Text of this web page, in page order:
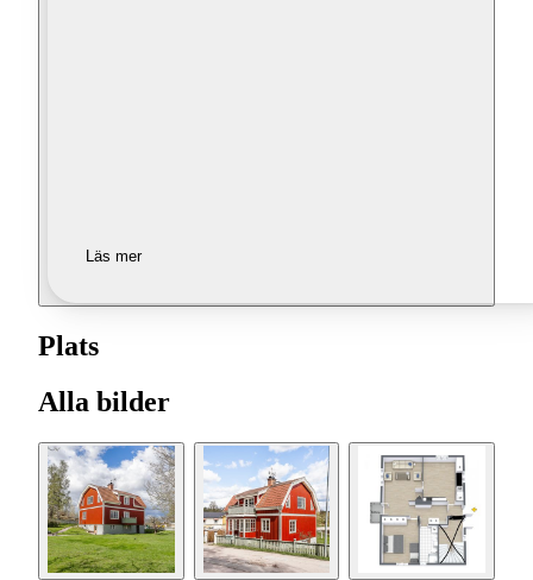
Läs mer
Plats
Alla bilder